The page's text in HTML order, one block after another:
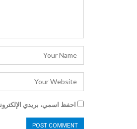
احفظ اسمي، بريدي